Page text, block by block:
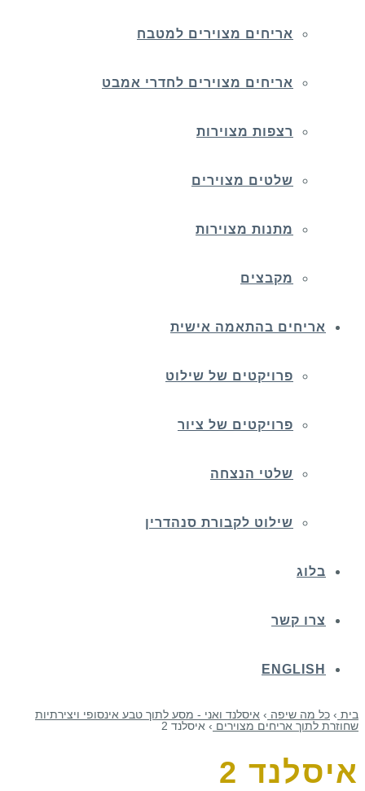
אריחים מצוירים למטבח
אריחים מצוירים לחדרי אמבט
רצפות מצוירות
שלטים מצוירים
מתנות מצוירות
מקבצים
אריחים בהתאמה אישית
פרויקטים של שילוט
פרויקטים של ציור
שלטי הנצחה
שילוט לקבורת סנהדרין
בלוג
צרו קשר
ENGLISH
בית › כל מה שיפה › איסלנד ואני - מסע לתוך טבע אינסופי ויצירתיות
שחוזרת לתוך אריחים מצוירים › איסלנד 2
איסלנד 2